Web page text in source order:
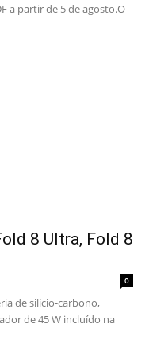
a partir de 5 de agosto.O
8 Ultra, Fold 8
0
de silício-carbono,
de 45 W incluído na